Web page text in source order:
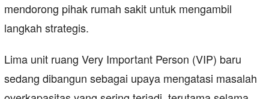
mendorong pihak rumah sakit untuk mengambil
langkah strategis.
Lima unit ruang Very Important Person (VIP) baru
sedang dibangun sebagai upaya mengatasi masalah